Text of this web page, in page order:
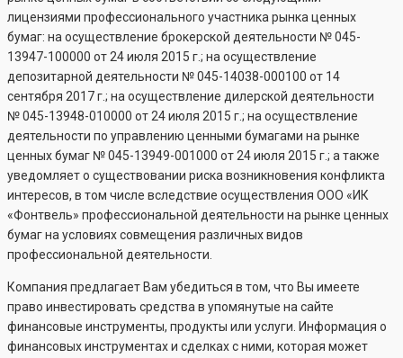
лицензиями профессионального участника рынка ценных
бумаг: на осуществление брокерской деятельности №045-
13947-100000 от 24 июля 2015 г.; на осуществление
депозитарной деятельности №045-14038-000100 от 14
сентября 2017 г.; на осуществление дилерской деятельности
№045-13948-010000 от 24 июля 2015 г.; на осуществление
деятельности по управлению ценными бумагами на рынке
ценных бумаг №045-13949-001000 от 24 июля 2015 г.; а также
уведомляет о существовании риска возникновения конфликта
интересов, в том числе вследствие осуществления ООО «ИК
«Фонтвель» профессиональной деятельности на рынке ценных
бумаг на условиях совмещения различных видов
профессиональной деятельности.
Компания предлагает Вам убедиться в том, что Вы имеете
право инвестировать средства в упомянутые на сайте
финансовые инструменты, продукты или услуги. Информация о
финансовых инструментах и сделках с ними, которая может